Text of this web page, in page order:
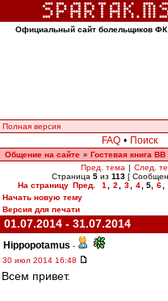
Официальный сайт болельщиков ФК
Полная версия
FAQ • Поиск
Общение на сайте » Гостевая книга ВВ
Пред. тема | След.
Страница 5из 113[
На страницу Пред. 1 2 3 4 5 6
Начать новую тему
Версия для печати
01.07.2014 - 31.07.2014
Hippopotamus -
30 июл 2014 16:48
Всем привет.